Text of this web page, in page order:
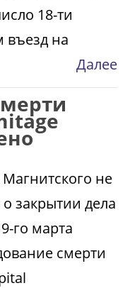
18-ти
въезд на
Далее
не
закрытии дела
го марта
смерти